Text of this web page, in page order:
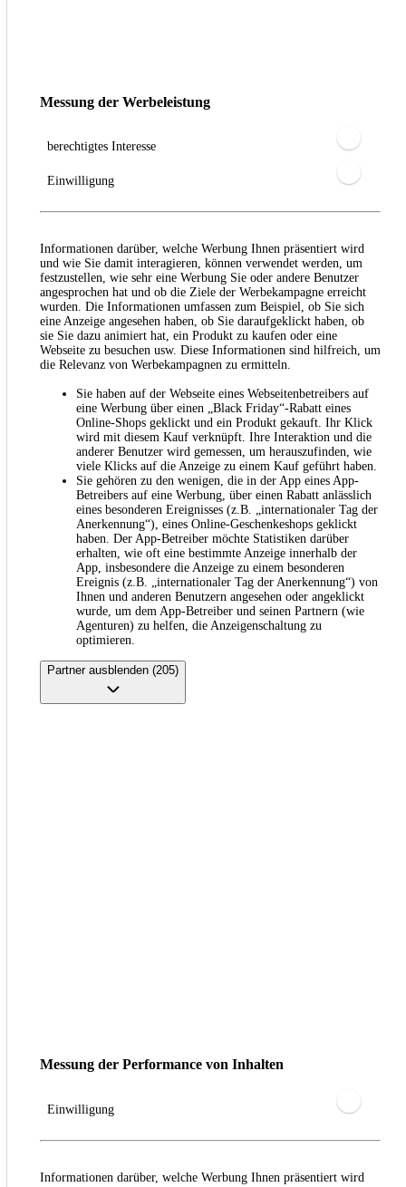
Messung der Werbeleistung
berechtigtes Interesse
Einwilligung
Informationen darüber, welche Werbung Ihnen präsentiert wird
und wie Sie damit interagieren, können verwendet werden, um
festzustellen, wie sehr eine Werbung Sie oder andere Benutzer
angesprochen hat und ob die Ziele der Werbekampagne erreicht
wurden. Die Informationen umfassen zum Beispiel, ob Sie sich
eine Anzeige angesehen haben, ob Sie daraufgeklickt haben, ob
sie Sie dazu animiert hat, ein Produkt zu kaufen oder eine
Webseite zu besuchen usw. Diese Informationen sind hilfreich, um
die Relevanz von Werbekampagnen zu ermitteln.
Sie haben auf der Webseite eines Webseitenbetreibers auf
eine Werbung über einen „Black Friday“-Rabatt eines
Online-Shops geklickt und ein Produkt gekauft. Ihr Klick
wird mit diesem Kauf verknüpft. Ihre Interaktion und die
anderer Benutzer wird gemessen, um herauszufinden, wie
viele Klicks auf die Anzeige zu einem Kauf geführt haben.
Sie gehören zu den wenigen, die in der App eines App-
Betreibers auf eine Werbung, über einen Rabatt anlässlich
eines besonderen Ereignisses (z.B. „internationaler Tag der
Anerkennung“), eines Online-Geschenkeshops geklickt
haben. Der App-Betreiber möchte Statistiken darüber
erhalten, wie oft eine bestimmte Anzeige innerhalb der
App, insbesondere die Anzeige zu einem besonderen
Ereignis (z.B. „internationaler Tag der Anerkennung“) von
Ihnen und anderen Benutzern angesehen oder angeklickt
wurde, um dem App-Betreiber und seinen Partnern (wie
Agenturen) zu helfen, die Anzeigenschaltung zu
optimieren.
Partner ausblenden (205)
Messung der Performance von Inhalten
Einwilligung
Informationen darüber, welche Werbung Ihnen präsentiert wird